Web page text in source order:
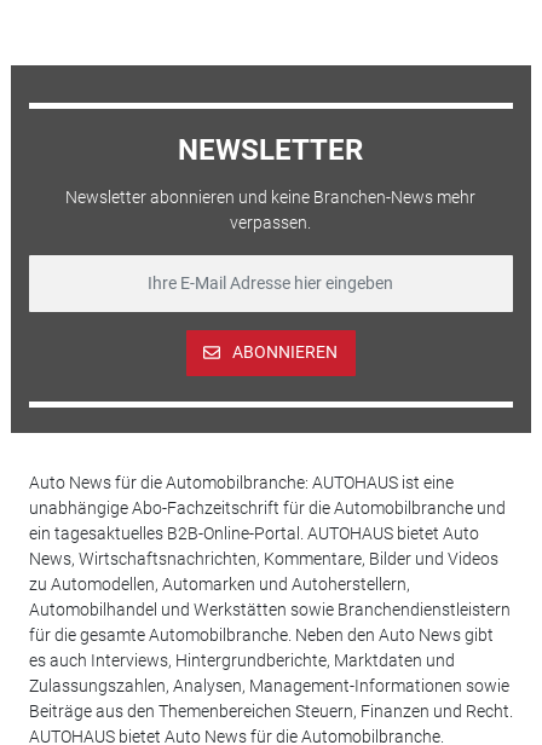
NEWSLETTER
Newsletter abonnieren und keine Branchen-News mehr
verpassen.
ABONNIEREN
Auto News für die Automobilbranche: AUTOHAUS ist eine
unabhängige Abo-Fachzeitschrift für die Automobilbranche und
ein tagesaktuelles B2B-Online-Portal. AUTOHAUS bietet Auto
News, Wirtschaftsnachrichten, Kommentare, Bilder und Videos
zu Automodellen, Automarken und Autoherstellern,
Automobilhandel und Werkstätten sowie Branchendienstleistern
für die gesamte Automobilbranche. Neben den Auto News gibt
es auch Interviews, Hintergrundberichte, Marktdaten und
Zulassungszahlen, Analysen, Management-Informationen sowie
Beiträge aus den Themenbereichen Steuern, Finanzen und Recht.
AUTOHAUS bietet Auto News für die Automobilbranche.